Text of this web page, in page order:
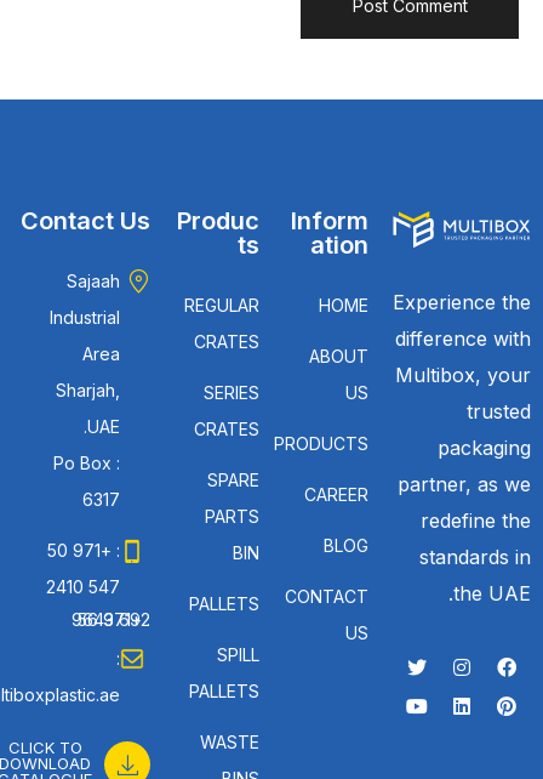
Experience the
difference with
Multibox, your
trusted
packaging
partner, as we
redefine the
standards in
the UAE.
Inform
ation
HOME
ABOUT
US
PRODUCTS
CAREER
BLOG
CONTACT
US
Produc
ts
REGULAR
CRATES
SERIES
CRATES
SPARE
PARTS
BIN
PALLETS
SPILL
PALLETS
WASTE
Contact Us
Sajaah
Industrial
Area
Sharjah,
UAE.
Po Box :
6317
: +971 50
547 2410
: +971 56 692 9643
:
CLICK TO
DOWNLOAD